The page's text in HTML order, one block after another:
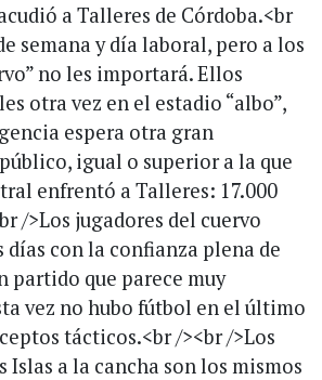
a Talleres de Córdoba.<br
semana y día laboral, pero a los
no les importará. Ellos
otra vez en el estadio “albo”,
espera otra gran
igual o superior a la que
enfrentó a Talleres: 17.000
/>Los jugadores del cuervo
con la confianza plena de
partido que parece muy
vez no hubo fútbol en el último
tácticos.<br /><br />Los
Islas a la cancha son los mismos